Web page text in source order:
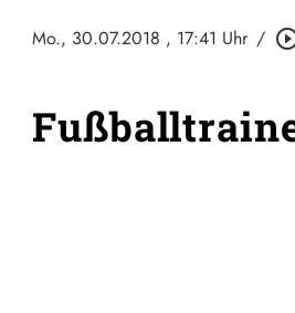
Mo., 30.07.2018 , 17:41 Uhr /